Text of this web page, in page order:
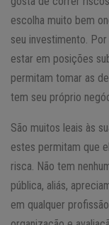
escolha muito bem
seu investimento.
estar em posições
permitam tomar as
tem seu próprio
São muitos leais às
estes permitam que
risca. Não tem
pública, aliás,
em qualquer